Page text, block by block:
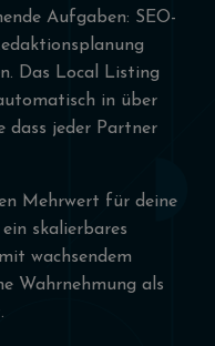
Aufgaben: SEO-
Das Local Listing
in über
dass jeder Partner
Mehrwert für deine
skalierbares
wachsendem
Wahrnehmung als